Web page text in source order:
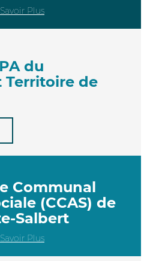
Plus
du
de
Communal
(CCAS) de
Salbert
Plus